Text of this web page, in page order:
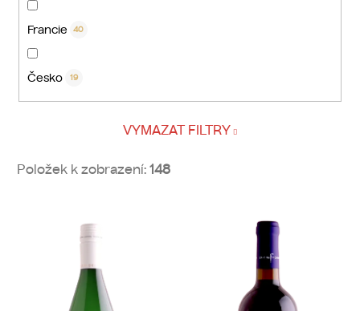
Francie 40
Česko 19
VYMAZAT FILTRY
Položek k zobrazení: 148